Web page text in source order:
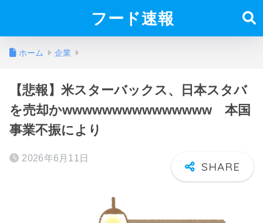
フード速報
ホーム 企業
【悲報】米スターバックス、日本スタバ
を売却かwwwwwwwwwwwwwww 本国
事業不振により
2026年6月11日